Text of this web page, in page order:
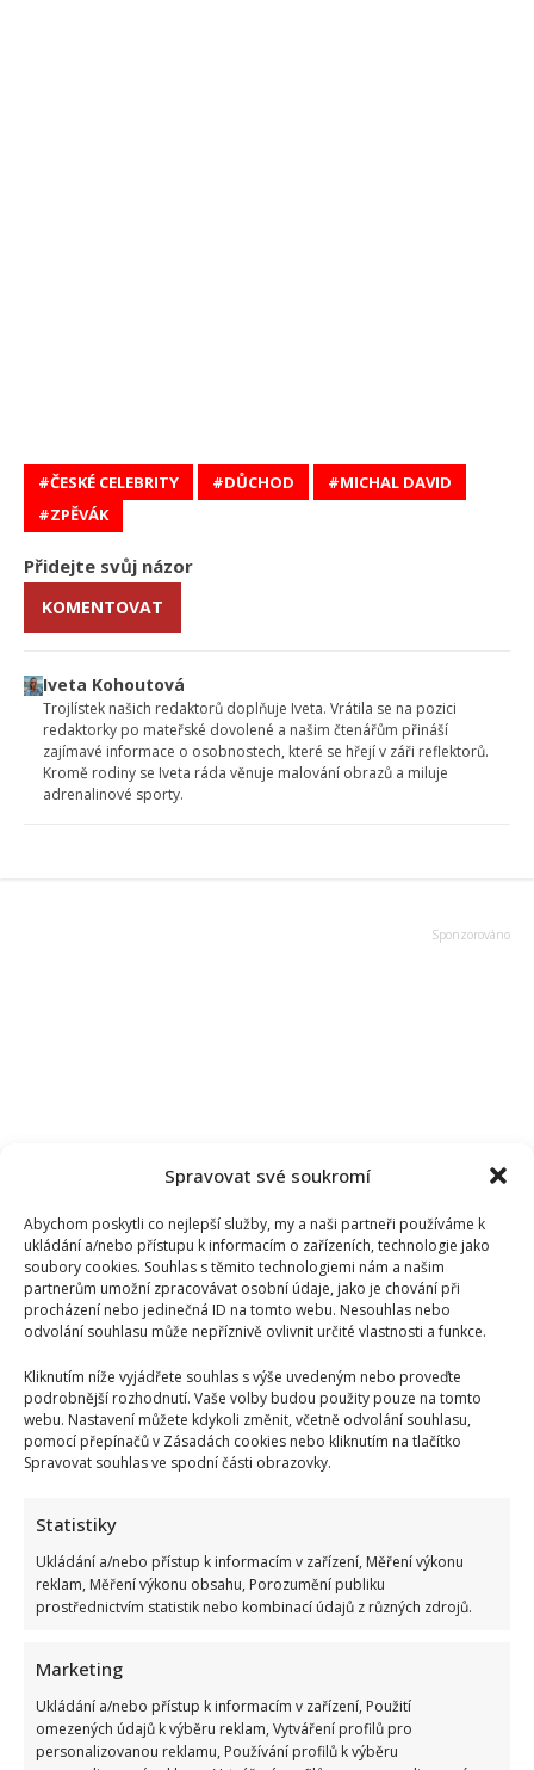
Spravovat své soukromí
Abychom poskytli co nejlepší služby, my a naši partneři používáme k
ukládání a/nebo přístupu k informacím o zařízeních, technologie jako
soubory cookies. Souhlas s těmito technologiemi nám a našim
partnerům umožní zpracovávat osobní údaje, jako je chování při
procházení nebo jedinečná ID na tomto webu. Nesouhlas nebo
odvolání souhlasu může nepříznivě ovlivnit určité vlastnosti a funkce.
Kliknutím níže vyjádřete souhlas s výše uvedeným nebo proveďte
podrobnější rozhodnutí. Vaše volby budou použity pouze na tomto
webu. Nastavení můžete kdykoli změnit, včetně odvolání souhlasu,
pomocí přepínačů v Zásadách cookies nebo kliknutím na tlačítko
Spravovat souhlas ve spodní části obrazovky.
Statistiky
Ukládání a/nebo přístup k informacím v zařízení, Měření výkonu
reklam, Měření výkonu obsahu, Porozumění publiku
prostřednictvím statistik nebo kombinací údajů z různých zdrojů.
Marketing
Ukládání a/nebo přístup k informacím v zařízení, Použití
omezených údajů k výběru reklam, Vytváření profilů pro
personalizovanou reklamu, Používání profilů k výběru
ČESKÉ CELEBRITY DŮCHOD
MICHAL DAVID
ZPĚVÁK
Přidejte svůj názor
KOMENTOVAT
Iveta Kohoutová
Trojlístek našich redaktorů doplňuje Iveta. Vrátila se na pozici
redaktorky po mateřské dovolené a našim čtenářům přináší
zajímavé informace o osobnostech, které se hřejí v záři reflektorů.
Kromě rodiny se Iveta ráda věnuje malování obrazů a miluje
adrenalinové sporty.